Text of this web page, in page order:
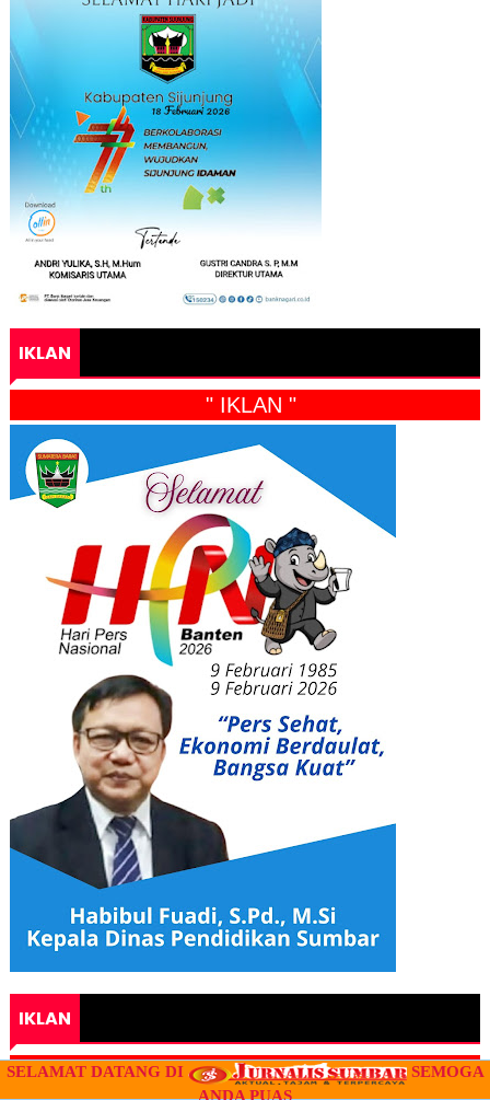
IKLAN
" IKLAN "
IKLAN
" IKLAN "
SELAMAT DATANG DI
SEMOGA
ANDA PUAS